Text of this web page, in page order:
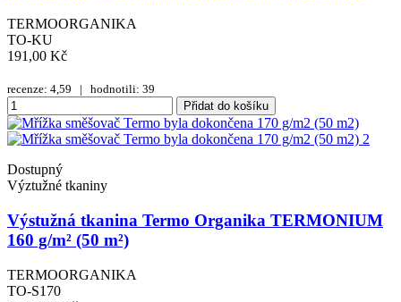
TERMOORGANIKA
TO-KU
191,00 Kč
recenze: 4,59 | hodnotili: 39
Přidat do košíku
Dostupný
Výztužné tkaniny
Výstužná tkanina Termo Organika TERMONIUM
160 g/m² (50 m²)
TERMOORGANIKA
TO-S170